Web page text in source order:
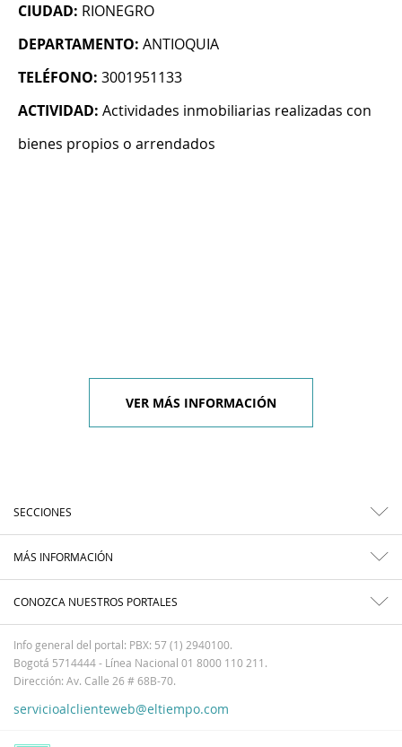
CIUDAD: RIONEGRO
DEPARTAMENTO: ANTIOQUIA
TELÉFONO: 3001951133
ACTIVIDAD: Actividades inmobiliarias realizadas con
bienes propios o arrendados
VER MÁS INFORMACIÓN
SECCIONES
MÁS INFORMACIÓN
CONOZCA NUESTROS PORTALES
Info general del portal: PBX: 57 (1) 2940100.
Bogotá 5714444 - Línea Nacional 01 8000 110 211.
Dirección: Av. Calle 26 # 68B-70.
servicioalclienteweb@eltiempo.com